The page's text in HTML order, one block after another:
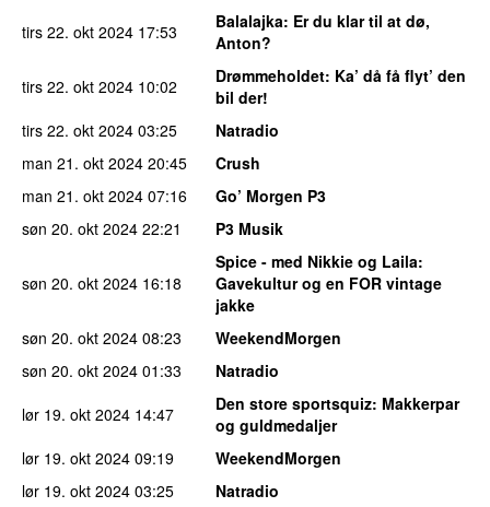
tirs 22. okt 2024 17:53 Balalajka: Er du klar til at dø,
Anton?
tirs 22. okt 2024 10:02 Drømmeholdet: Ka’ då få flyt’ den
bil der!
tirs 22. okt 2024 03:25
Natradio
man 21. okt 2024 20:45
Crush
man 21. okt 2024 07:16
Go’ Morgen P3
søn 20. okt 2024 22:21 P3 Musik
søn 20. okt 2024 16:18
Spice - med Nikkie og Laila:
Gavekultur og en FOR vintage
jakke
søn 20. okt 2024 08:23
WeekendMorgen
søn 20. okt 2024 01:33
Natradio
lør 19. okt 2024 14:47 Den store sportsquiz: Makkerpar
og guldmedaljer
lør 19. okt 2024 09:19
WeekendMorgen
lør 19. okt 2024 03:25
Natradio